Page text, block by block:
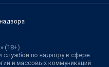
(18+)
службой по надзору в сфере
и массовых коммуникаций